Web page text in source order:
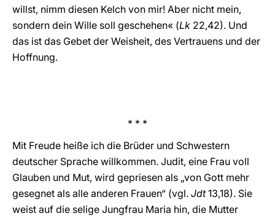
willst, nimm diesen Kelch von mir! Aber nicht mein,
sondern dein Wille soll geschehen« (Lk 22,42). Und
das ist das Gebet der Weisheit, des Vertrauens und der
Hoffnung.
* * *
Mit Freude heiße ich die Brüder und Schwestern
deutscher Sprache willkommen. Judit, eine Frau voll
Glauben und Mut, wird gepriesen als „von Gott mehr
gesegnet als alle anderen Frauen“ (vgl. Jdt13,18). Sie
weist auf die selige Jungfrau Maria hin, die Mutter